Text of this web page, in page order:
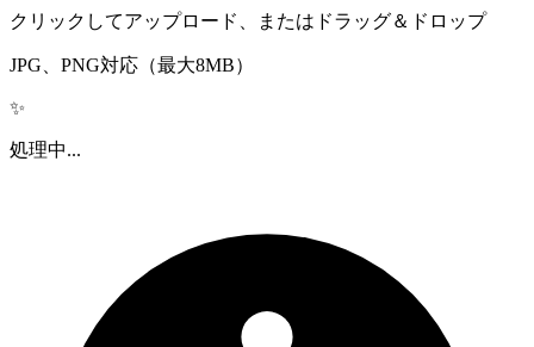
クリックしてアップロード、またはドラッグ＆ドロップ
JPG、PNG対応（最大8MB）
✨
処理中...